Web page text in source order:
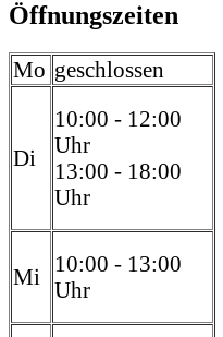
Öffnungszeiten
Mo geschlossen
Di
10:00 - 12:00
Uhr
13:00 - 18:00
Uhr
Mi
10:00 - 13:00
Uhr